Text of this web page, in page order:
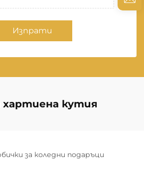
Изпрати
хартиена кутия
за коледни подаръци